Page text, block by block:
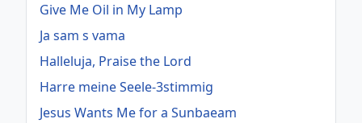
Give Me Oil in My Lamp
Ja sam s vama
Halleluja, Praise the Lord
Harre meine Seele-3stimmig
Jesus Wants Me for a Sunbaeam